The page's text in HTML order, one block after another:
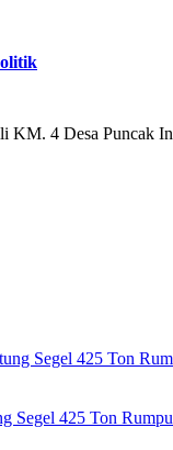
KM. 4 Desa Puncak
Segel 425 Ton